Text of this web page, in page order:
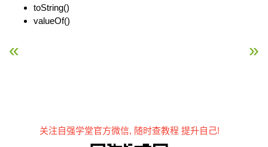
toString()
valueOf()
« JavaScript 对象 JavaScript 字符串（
关注自强学堂官方微信, 随时查教程 提升自己!